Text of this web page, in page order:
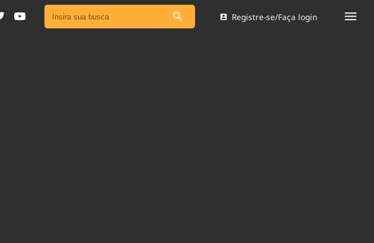
Ver todas as notícias
Registre-se/Faça login